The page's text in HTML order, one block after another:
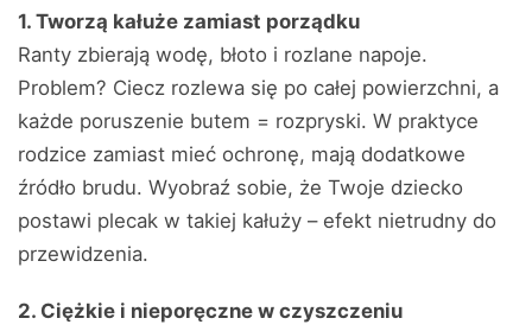
1. Tworzą kałuże zamiast porządku
Ranty zbierają wodę, błoto i rozlane napoje.
Problem? Ciecz rozlewa się po całej powierzchni, a
każde poruszenie butem = rozpryski. W praktyce
rodzice zamiast mieć ochronę, mają dodatkowe
źródło brudu. Wyobraź sobie, że Twoje dziecko
postawi plecak w takiej kałuży – efekt nietrudny do
przewidzenia.
2. Ciężkie i nieporęczne w czyszczeniu